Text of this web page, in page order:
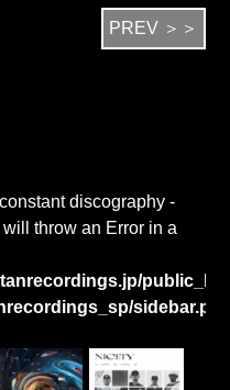
PREV ＞＞
discography -
throw an Error in a